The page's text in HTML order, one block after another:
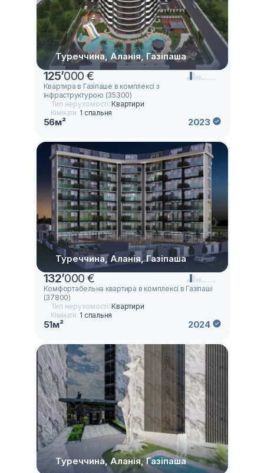
Туреччина, Аланія, Газіпаша
125’000 €
Квартира в Газіпаше в комплексі з
інфраструктурою (35300)
Тип нерухомості:Квартири
Кімнати: 1 спальня
56м² 2023
Туреччина, Аланія, Газіпаша
132’000 €
Комфортабельна квартира в комплексі в Газіпаші
(37800)
Тип нерухомості:Квартири
Кімнати: 1 спальня
51м² 2024
Туреччина, Аланія, Газіпаша